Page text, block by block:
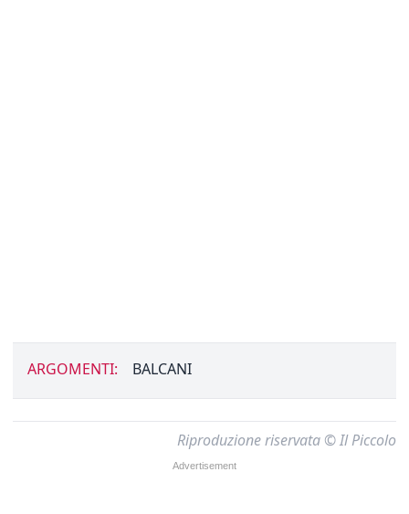
ARGOMENTI: BALCANI
Riproduzione riservata © Il Piccolo